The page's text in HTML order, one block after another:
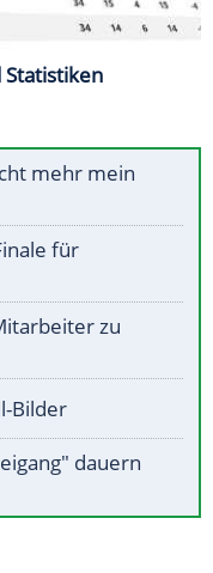
Statistiken
mehr mein
für
zu
Bilder
dauern